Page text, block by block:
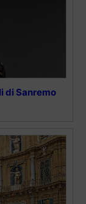
di Sanremo